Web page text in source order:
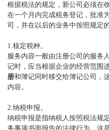
根据税法的规定，新公司必须在
在一个月内完成税务登记，批准
司，并在以后的业务中按照规定
1.核定税种。
服务内容一般由注册公司的服务
记时，应当根据企业的经营范围
册和簿记同时移交给簿记公司，
内容。
2.纳税申报。
纳税申报是指纳税人按照税法规
务事项书面报告的法律行为。这